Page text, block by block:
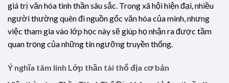
giá trị văn hóa tinh thần sâu sắc. Trong xã hội hiện đại, nhiều
người thường quên đi nguồn gốc văn hóa của mình, nhưng
việc tham gia vào lớp học này sẽ giúp họ nhận ra được tầm
quan trọng của những tín ngưỡng truyền thống.
Ý nghĩa tâm linh Lớp thần tài thổ địa cơ bản